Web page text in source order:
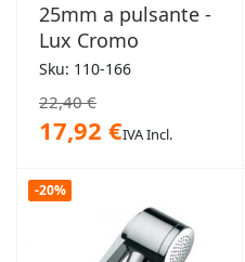
25mm a pulsante -
Lux Cromo
Sku: 110-166
22,40 €
17,92 €IVA Incl.
-20%